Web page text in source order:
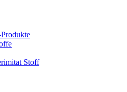
Stoff